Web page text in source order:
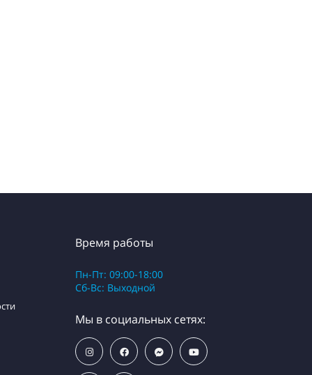
Время работы
Пн-Пт: 09:00-18:00
Сб-Вс: Выходной
Мы в социальных сетях: